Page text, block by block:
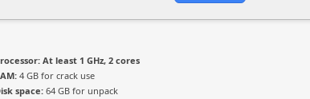
At least 1 GHz, 2 cores
4 GB for crack use
space: 64 GB for unpack